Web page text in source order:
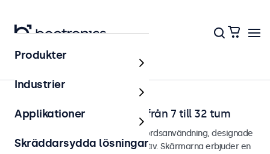
Hem
Bildskärmar för skrivbord från 7 till 32 tum
Bildskärmar designade för skrivbordsanvändning, designade
med ett robust och justerbart stativ. Skärmarna erbjuder en
Produkter
Industrier
Applikationer
Skräddarsydda lösningar